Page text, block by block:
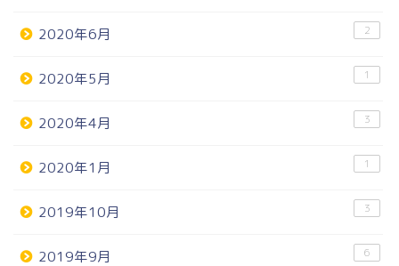
2020年6月 2
2020年5月 1
2020年4月 3
2020年1月 1
2019年10月 3
2019年9月 6